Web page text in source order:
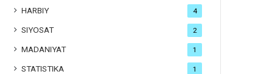
HARBIY 4
SIYOSAT 2
MADANIYAT 1
STATISTIKA 1